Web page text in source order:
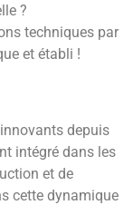
?
techniques par
et établi !
innovants depuis
intégré dans les
et de
cette dynamique